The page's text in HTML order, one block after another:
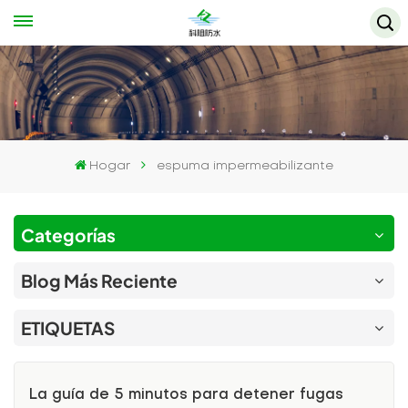
Hogar espuma impermeabilizante
Categorías
Blog Más Reciente
ETIQUETAS
La guía de 5 minutos para detener fugas